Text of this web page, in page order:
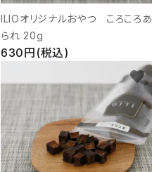
ILIOオリジナルおやつ ころころあ
られ 20g
630円(税込)
favorite